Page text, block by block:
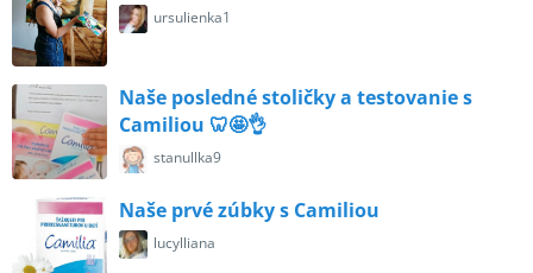
ursulienka1
Naše posledné stoličky a testovanie s
Camiliou 🦷🤩👌
stanullka9
Naše prvé zúbky s Camiliou
lucylliana